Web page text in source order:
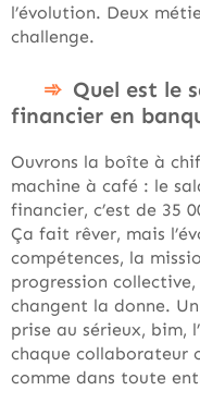
l’évolution. Deux
challenge.
Quel est le
financier en
Ouvrons la boîte à
machine à café : le
financier, c’est de 35
Ça fait rêver, mais
compétences, la
progression
changent la donne.
prise au sérieux, bim,
chaque collaborateur
comme dans toute